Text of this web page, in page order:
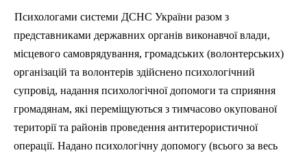
Психологами системи ДСНС України разом з
представниками державних органів виконавчої влади,
місцевого самоврядування, громадських (волонтерських)
організацій та волонтерів здійснено психологічний
супровід, надання психологічної допомоги та сприяння
громадянам, які переміщуються з тимчасово окупованої
території та районів проведення антитерористичної
операції. Надано психологічну допомогу (всього за весь